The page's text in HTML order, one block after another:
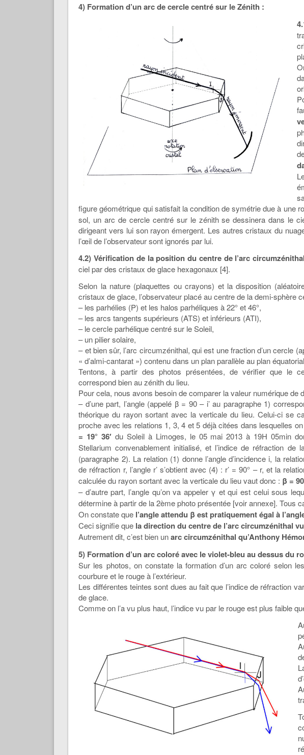
4) Formation d’un arc de cercle centré sur le Zénith :
figure géométrique qui satisfait la condition de symétrie due à une
sol, un arc de cercle centré sur le zénith se dessinera dans le
dirigeant vers lui son rayon émergent. Les autres cristaux du
l’œil de l’observateur sont ignorés par lui.
4.2) Vérification de la position du centre de l’arc circumzénithal
ciel par des cristaux de glace hexagonaux [4].
Selon la nature (plaquettes ou crayons) et la disposition
cristaux de glace, l’observateur placé au centre de la demi-sphère
– les parhélies (P) et les halos parhéliques à 22° et 46°,
– les arcs tangents supérieurs (ATS) et inférieurs (ATI),
– le cercle parhélique centré sur le Soleil,
– un pilier solaire,
– et bien sûr, l’arc circumzénithal, qui est une fraction d’un cercle
« d’almi-cantarat ») contenu dans un plan parallèle au plan
Tentons, à partir des photos présentées, de vérifier que le
correspond bien au zénith du lieu.
Pour cela, nous avons besoin de comparer la valeur numérique de
– d’une part, l’angle (appelé β = 90 – i’ au paragraphe 1)
théorique du rayon sortant avec la verticale du lieu. Celui-ci se
proche avec les relations 1, 3, 4 et 5 déjà citées dans lesquelles
= 19° 36′ du Soleil à Limoges, le 05 mai 2013 à 19H 05min
Stellarium convenablement initialisé, et l’indice de réfraction de
(paragraphe 2). La relation (1) donne l’angle d’incidence i, la
de réfraction r, l’angle r’ s’obtient avec (4) : r’ = 90° – r, et la
calculée du rayon sortant avec la verticale du lieu vaut donc : β =
– d’autre part, l’angle qu’on va appeler γ et qui est celui sous
détermine à partir de la 2ème photo présentée [voir annexe]. Tous
On constate que l’angle attendu β est pratiquement égal à
Ceci signifie que la direction du centre de l’arc circumzénithal
Autrement dit, c’est bien unarc circumzénithal qu’Anthony
5) Formation d’un arc coloré avec le violet-bleu au dessus du
Sur les photos, on constate la formation d’un arc coloré selon
courbure et le rouge à l’extérieur.
Les différentes teintes sont dues au fait que l’indice de réfraction
de glace.
Comme on l’a vu plus haut, l’indice vu par le rouge est plus faible